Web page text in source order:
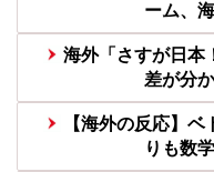
ーム、
海外「さすが日本
差が分
【海外の反応】
りも数